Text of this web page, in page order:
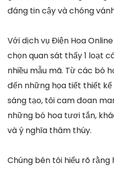
đáng tin cậy và chóng
Với dịch vụ Điện Hoa
chọn quan sát thấy 1 loạt
nhiều mẫu mã. Từ các bó
đến những họa tiết thiết
sáng tạo, tôi cam đoan
những bó hoa tươi tắn,
và ý nghĩa thâm thúy.
Chúng bên tôi hiểu rõ